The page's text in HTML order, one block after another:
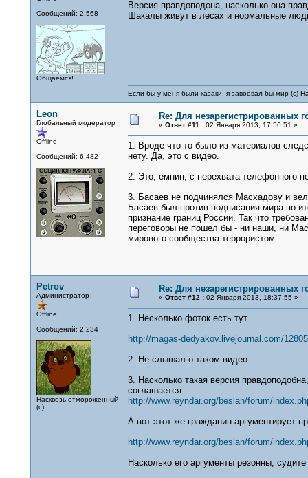
Сообщений: 2,568
Общаемся!
Версия правдоподона, насколько она
Шакалы живут в лесах и нормальные
Если бы у меня были казаки, я завоевал бы мир (с)
Leon
Глобальный модератор
Offline
Сообщений: 6,482
Re: Для незарегистрированных
« Ответ #11 :02 Января 2013, 17:56:51 »
1. Вроде что-то было из материалов
нету. Да, это с видео.
2. Это, емнип, с перехвата телефонного
3. Басаев не подчинялся Масхадову и
Басаев был против подписания мира по
признание границ России. Так что
переговоры не пошел бы - ни наши, ни
мирового сообщества террористом.
Petrov
Администратор
Offline
Сообщений: 2,234
Насквозь отмороженный
(с)
Re: Для незарегистрированных
« Ответ #12 :02 Января 2013, 18:37:55 »
1. Несколько фоток есть тут
http://magas-dedyakov.livejournal.com/
2. Не слышал о таком видео.
3. Насколько такая версия
соглашается.
http://www.reyndar.org/beslan/forum/
А вот этот же гражданин аргументирует
http://www.reyndar.org/beslan/forum/
Насколько его аргументы резонны,